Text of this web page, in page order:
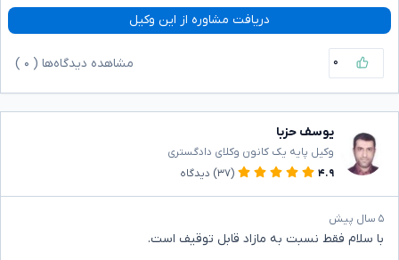
دریافت مشاوره از این وکیل
۰ مشاهده دیدگاه‌ها ( ۰
یوسف حزبا
وکیل پایه یک کانون وکلای دادگستری
۴.۹
(۳۷) دیدگاه
۵ سال پیش
با سلام فقط نسبت به مازاد قابل توقیف است.